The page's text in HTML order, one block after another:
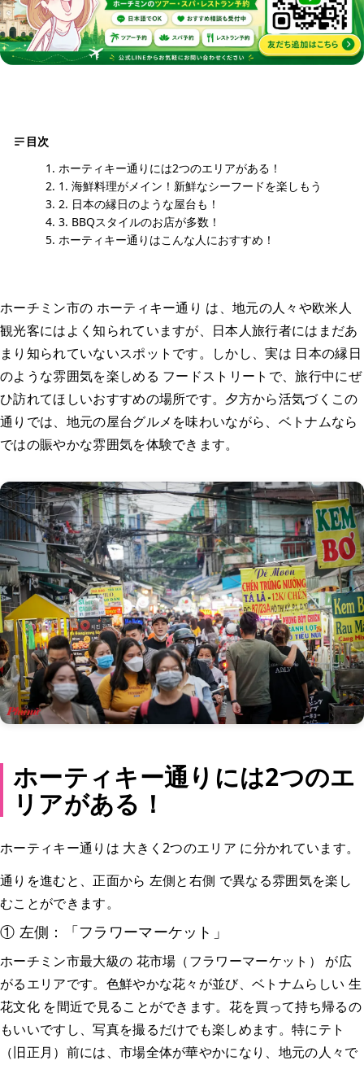
目次
ホーティキー通りには2つのエリアがある！
1. 海鮮料理がメイン！新鮮なシーフードを楽しもう
2. 日本の縁日のような屋台も！
3. BBQスタイルのお店が多数！
ホーティキー通りはこんな人におすすめ！
ホーチミン市の ホーティキー通り は、地元の人々や欧米人
観光客にはよく知られていますが、日本人旅行者にはまだあ
まり知られていないスポットです。しかし、実は 日本の縁日
のような雰囲気を楽しめる フードストリートで、旅行中にぜ
ひ訪れてほしいおすすめの場所です。夕方から活気づくこの
通りでは、地元の屋台グルメを味わいながら、ベトナムなら
ではの賑やかな雰囲気を体験できます。
ホーティキー通りには2つのエ
リアがある！
ホーティキー通りは 大きく2つのエリア に分かれています。
通りを進むと、正面から 左側と右側 で異なる雰囲気を楽し
むことができます。
① 左側：「フラワーマーケット」
ホーチミン市最大級の 花市場（フラワーマーケット） が広
がるエリアです。色鮮やかな花々が並び、ベトナムらしい 生
花文化 を間近で見ることができます。花を買って持ち帰るの
もいいですし、写真を撮るだけでも楽しめます。特にテト
（旧正月）前には、市場全体が華やかになり、地元の人々で